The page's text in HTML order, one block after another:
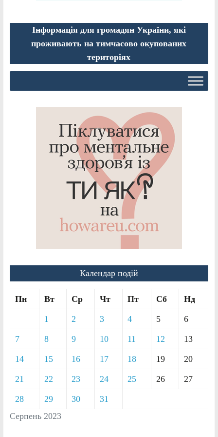
Інформація для громадян України, які
проживають на тимчасово окупованих
територіях
Календар подій
Серпень 2023
Пн Вт Ср Чт Пт Сб Нд
1 2 3 4 5 6
7 8 9 10 11 12 13
14 15 16 17 18 19 20
21 22 23 24 25 26 27
28 29 30 31